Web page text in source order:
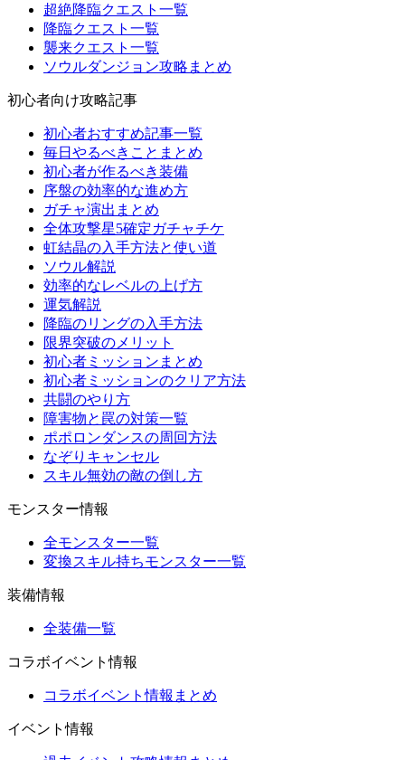
超絶降臨クエスト一覧
降臨クエスト一覧
襲来クエスト一覧
ソウルダンジョン攻略まとめ
初心者向け攻略記事
初心者おすすめ記事一覧
毎日やるべきことまとめ
初心者が作るべき装備
序盤の効率的な進め方
ガチャ演出まとめ
全体攻撃星5確定ガチャチケ
虹結晶の入手方法と使い道
ソウル解説
効率的なレベルの上げ方
運気解説
降臨のリングの入手方法
限界突破のメリット
初心者ミッションまとめ
初心者ミッションのクリア方法
共闘のやり方
障害物と罠の対策一覧
ポポロンダンスの周回方法
なぞりキャンセル
スキル無効の敵の倒し方
モンスター情報
全モンスター一覧
変換スキル持ちモンスター一覧
装備情報
全装備一覧
コラボイベント情報
コラボイベント情報まとめ
イベント情報